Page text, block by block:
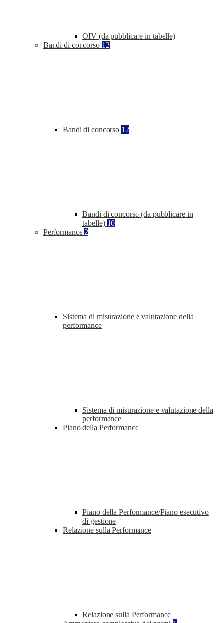
OIV (da pubblicare in tabelle)
Bandi di concorso 12
Bandi di concorso 12
Bandi di concorso (da pubblicare in
tabelle) 10
Performance 2
Sistema di misurazione e valutazione della
performance
Sistema di misurazione e valutazione della
performance
Piano della Performance
Piano della Performance/Piano esecutivo
di gestione
Relazione sulla Performance
Relazione sulla Performance